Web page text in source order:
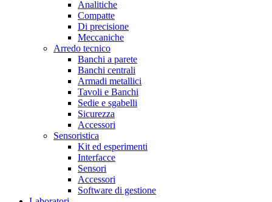
Analitiche
Compatte
Di precisione
Meccaniche
Arredo tecnico
Banchi a parete
Banchi centrali
Armadi metallici
Tavoli e Banchi
Sedie e sgabelli
Sicurezza
Accessori
Sensoristica
Kit ed esperimenti
Interfacce
Sensori
Accessori
Software di gestione